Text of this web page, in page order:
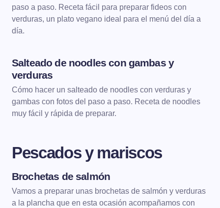
paso a paso. Receta fácil para preparar fideos con
verduras, un plato vegano ideal para el menú del día a
día.
PASTA Y PIZZA
Salteado de noodles con gambas y
verduras
Cómo hacer un salteado de noodles con verduras y
gambas con fotos del paso a paso. Receta de noodles
muy fácil y rápida de preparar.
Pescados y mariscos
PESCADOS A LA PLANCHA
Brochetas de salmón
Vamos a preparar unas brochetas de salmón y verduras
a la plancha que en esta ocasión acompañamos con